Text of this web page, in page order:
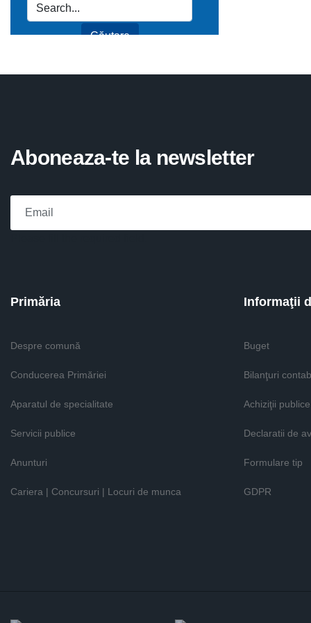
Aboneaza-te la newsletter
Primăria
Despre comună
Conducerea Primăriei
Aparatul de specialitate
Servicii publice
Anunturi
Cariera | Concursuri | Locuri de munca
Informaţii
Buget
Bilanţuri
Achiziţii publice
Declaratii de
Formulare tip
GDPR